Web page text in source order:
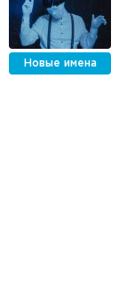
Новые имена